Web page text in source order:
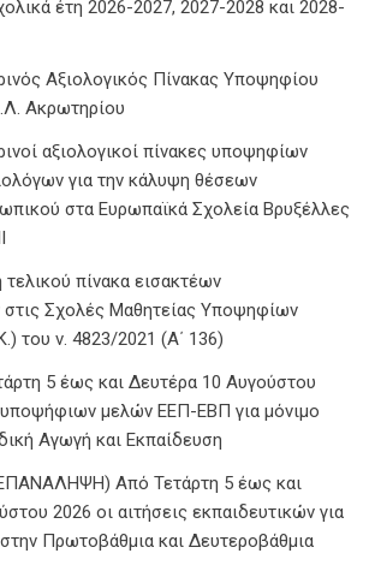
έτη 2026-2027, 2027-2028 και 2028-
Αξιολογικός Πίνακας Υποψηφίου
Ακρωτηρίου
αξιολογικοί πίνακες υποψηφίων
για την κάλυψη θέσεων
στα Ευρωπαϊκά Σχολεία Βρυξέλλες
πίνακα εισακτέων
Σχολές Μαθητείας Υποψηφίων
του ν. 4823/2021 (Α΄ 136)
5 έως και Δευτέρα 10 Αυγούστου
υποψήφιων μελών ΕΕΠ-ΕΒΠ για μόνιμο
Αγωγή και Εκπαίδευση
Από Τετάρτη 5 έως και
2026 οι αιτήσεις εκπαιδευτικών για
Πρωτοβάθμια και Δευτεροβάθμια